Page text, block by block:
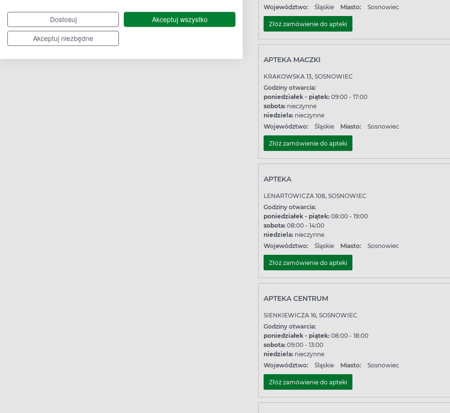
Dostosuj
Akceptuj wszystko
Akceptuj niezbędne
Województwo:
Śląskie Miasto: Sosnowiec
Złóż zamówienie do apteki
APTEKA MACZKI
KRAKOWSKA 13, SOSNOWIEC
Godziny otwarcia:
poniedziałek - piątek:09:00 - 17:00
sobota:nieczynne
niedziela:nieczynne
Województwo:
Śląskie Miasto: Sosnowiec
Złóż zamówienie do apteki
APTEKA
LENARTOWICZA 108, SOSNOWIEC
Godziny otwarcia:
poniedziałek - piątek:08:00 - 19:00
sobota:08:00 - 14:00
niedziela:nieczynne
Województwo:
Śląskie Miasto: Sosnowiec
Złóż zamówienie do apteki
APTEKA CENTRUM
SIENKIEWICZA 16, SOSNOWIEC
Godziny otwarcia:
poniedziałek - piątek:08:00 - 18:00
sobota:09:00 - 13:00
niedziela:nieczynne
Województwo:
Śląskie Miasto: Sosnowiec
Złóż zamówienie do apteki